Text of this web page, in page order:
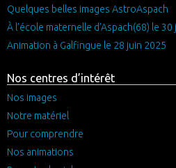
Quelques belles images AstroAspach
À l’école maternelle d’Aspach(68) le
Animation à Galfingue le 28 juin 2025
Nos centres d’intérêt
Nos images
Notre matériel
Pour comprendre
Nos animations